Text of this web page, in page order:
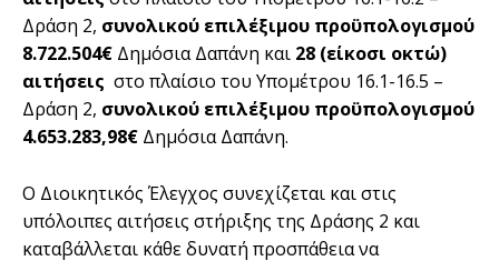
Δράση 2, συνολικού επιλέξιμου προϋπολογισμού
8.722.504€ Δημόσια Δαπάνη και 28 (είκοσι οκτώ)
αιτήσεις στο πλαίσιο του Υπομέτρου 16.1-16.5 –
Δράση 2, συνολικού επιλέξιμου προϋπολογισμού
4.653.283,98€ Δημόσια Δαπάνη.
Ο Διοικητικός Έλεγχος συνεχίζεται και στις
υπόλοιπες αιτήσεις στήριξης της Δράσης 2 και
καταβάλλεται κάθε δυνατή προσπάθεια να